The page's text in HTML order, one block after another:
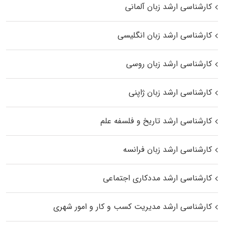
کارشناسی ارشد زبان آلمانی
کارشناسی ارشد زبان انگلیسی
کارشناسی ارشد زبان روسی
کارشناسی ارشد زبان ژاپنی
کارشناسی ارشد تاریخ و فلسفه علم
کارشناسی ارشد زبان فرانسه
کارشناسی ارشد مددکاری اجتماعی
کارشناسی ارشد مدیریت کسب و کار و امور شهری